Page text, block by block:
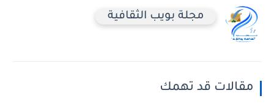
مجلة بويب الثقافية
مقالات قد تهمك